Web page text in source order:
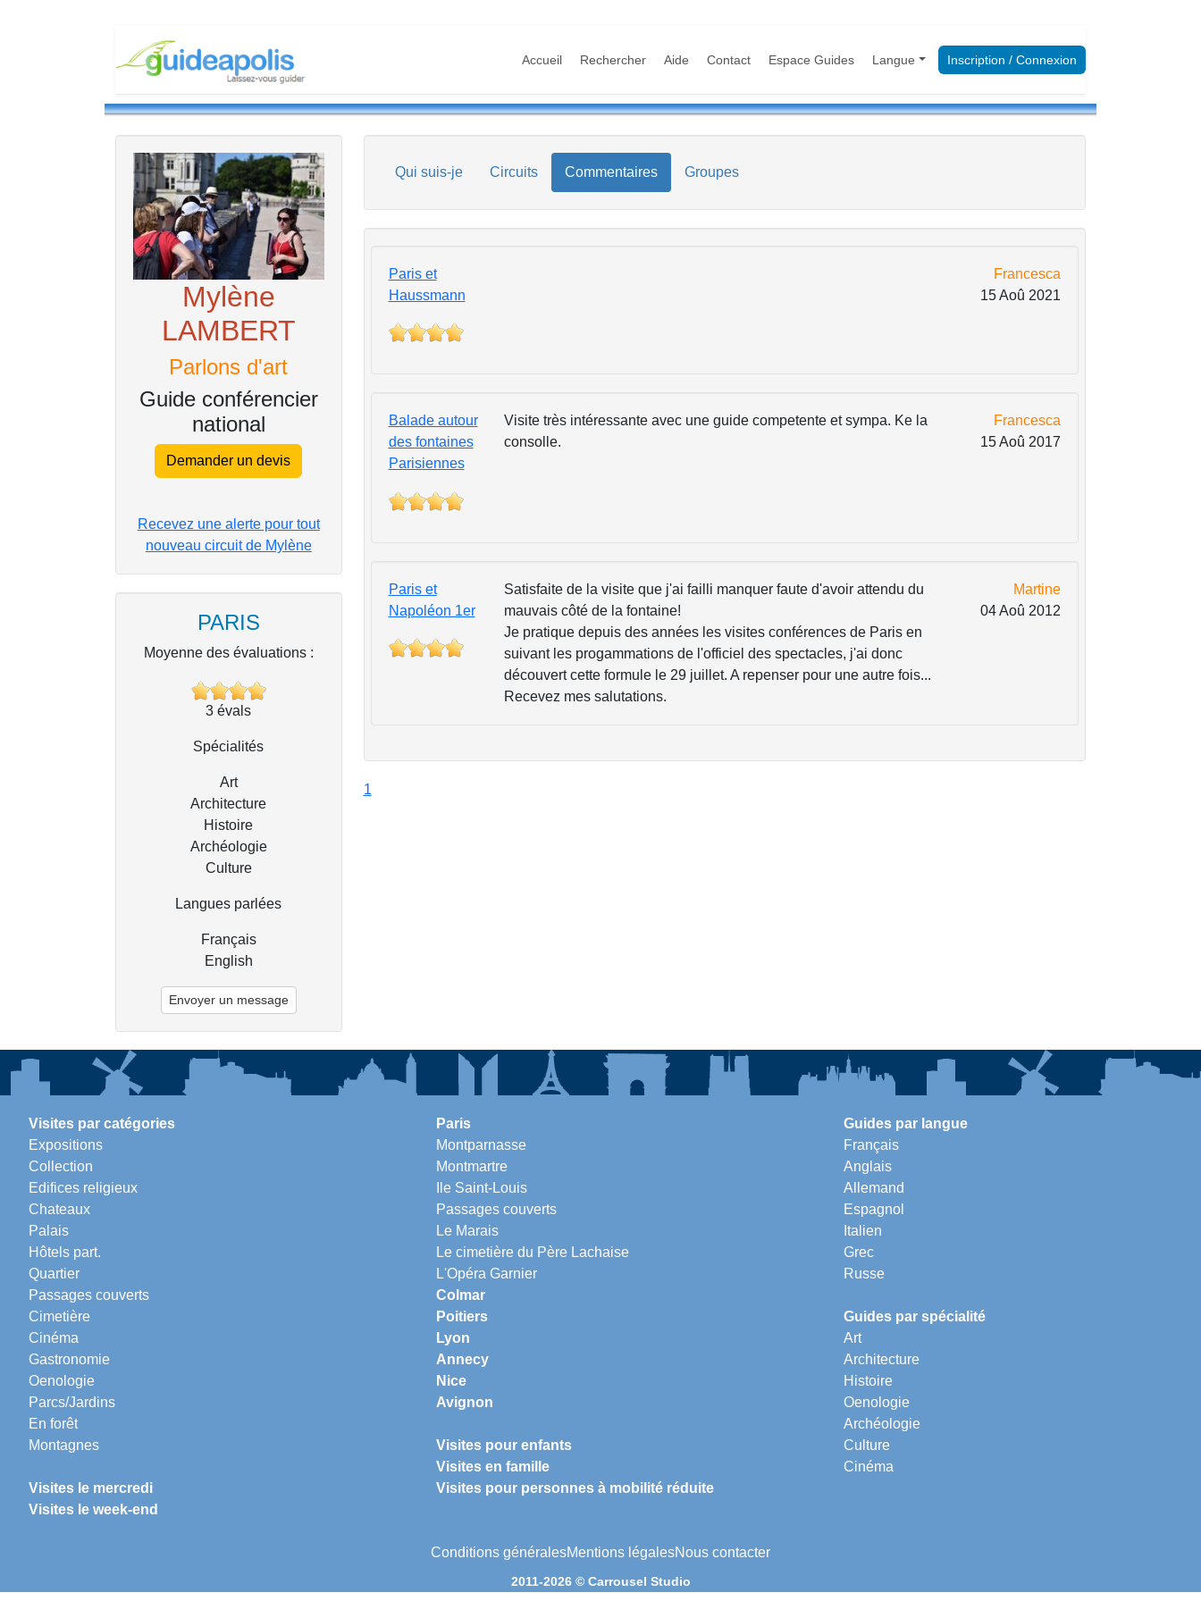
Accueil Rechercher Aide Contact Espace Guides Langue Inscription / Connexion
Mylène
LAMBERT
Parlons d'art
Guide conférencier
national
Demander un devis
Recevez une alerte pour tout
nouveau circuit de Mylène
PARIS
Moyenne des évaluations :
3 évals
Spécialités
Art
Architecture
Histoire
Archéologie
Culture
Langues parlées
Français
English
Envoyer un message
Qui suis-je Circuits Commentaires Groupes
Paris et
Haussmann
Francesca
15 Aoû 2021
Balade autour
des fontaines
Parisiennes
Visite très intéressante avec une guide competente et sympa. Ke la
consolle.
Francesca
15 Aoû 2017
Paris et
Napoléon 1er
Satisfaite de la visite que j'ai failli manquer faute d'avoir attendu du
mauvais côté de la fontaine!
Je pratique depuis des années les visites conférences de Paris en
suivant les progammations de l'officiel des spectacles, j'ai donc
découvert cette formule le 29 juillet. A repenser pour une autre fois...
Recevez mes salutations.
Martine
04 Aoû 2012
1
Visites par catégories
Expositions
Collection
Edifices religieux
Chateaux
Palais
Hôtels part.
Quartier
Passages couverts
Cimetière
Cinéma
Gastronomie
Oenologie
Parcs/Jardins
En forêt
Montagnes
Visites le mercredi
Visites le week-end
Paris
Montparnasse
Montmartre
Ile Saint-Louis
Passages couverts
Le Marais
Le cimetière du Père Lachaise
L'Opéra Garnier
Colmar
Poitiers
Lyon
Annecy
Nice
Avignon
Visites pour enfants
Visites en famille
Visites pour personnes à mobilité réduite
Guides par langue
Français
Anglais
Allemand
Espagnol
Italien
Grec
Russe
Guides par spécialité
Art
Architecture
Histoire
Oenologie
Archéologie
Culture
Cinéma
Conditions généralesMentions légalesNous contacter
2011-2026 © Carrousel Studio